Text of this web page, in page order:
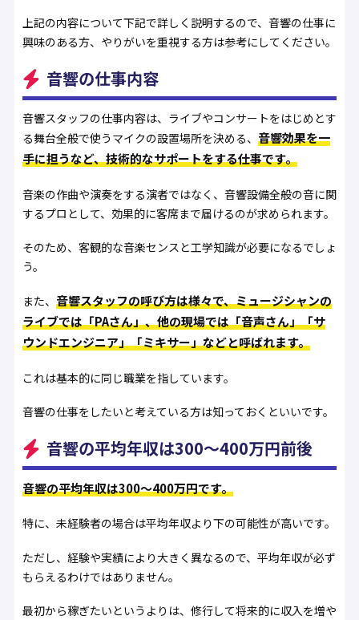
上記の内容について下記で詳しく説明するので、音響の仕事に
興味のある方、やりがいを重視する方は参考にしてください。
音響の仕事内容
音響スタッフの仕事内容は、ライブやコンサートをはじめとす
る舞台全般で使うマイクの設置場所を決める、 音響効果を一
手に担うなど、技術的なサポートをする仕事です。
音楽の作曲や演奏をする演者ではなく、音響設備全般の音に関
するプロとして、効果的に客席まで届けるのが求められます。
そのため、客観的な音楽センスと工学知識が必要になるでしょ
う。
また、 音響スタッフの呼び方は様々で、ミュージシャンの
ライブでは「PAさん」、他の現場では「音声さん」「サ
ウンドエンジニア」「ミキサー」などと呼ばれます。
これは基本的に同じ職業を指しています。
音響の仕事をしたいと考えている方は知っておくといいです。
音響の平均年収は300～400万円前後
音響の平均年収は300〜400万円です。
特に、未経験者の場合は平均年収より下の可能性が高いです。
ただし、経験や実績により大きく異なるので、平均年収が必ず
もらえるわけではありません。
最初から稼ぎたいというよりは、修行して将来的に収入を増や